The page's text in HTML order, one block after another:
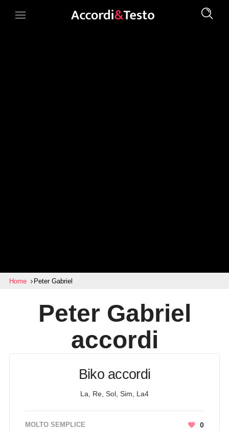
Home Peter Gabriel
Peter Gabriel
accordi
Biko accordi
La, Re, Sol, Sim, La4
MOLTO SEMPLICE 0